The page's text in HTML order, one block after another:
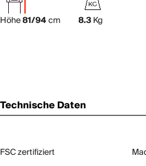
Höhe81/94cm 8.3Kg
Technische Daten
FSC zertifiziert